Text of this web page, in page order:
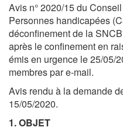
Avis n° 2020/15 du
Personnes handicapées
déconfinement de la
après le confinement en
émis en urgence le 25/05/
membres par e-mail.
Avis rendu à la demande
15/05/2020.
1. OBJET